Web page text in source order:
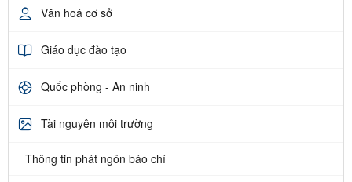
Văn hoá cơ sở
Giáo dục đào tạo
Quốc phòng - An ninh
Tài nguyên môi trường
Thông tin phát ngôn báo chí